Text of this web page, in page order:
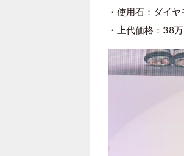
・使用石：ダイ
・上代価格：38